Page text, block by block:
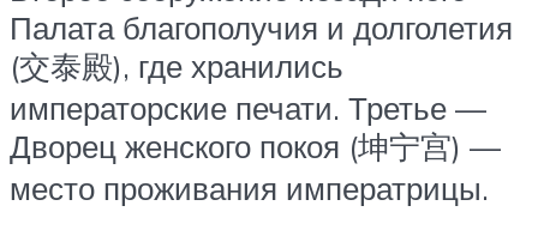
Палата благополучия и долголетия
(交泰殿), где хранились
императорские печати. Третье —
Дворец женского покоя (坤宁宫) —
место проживания императрицы.